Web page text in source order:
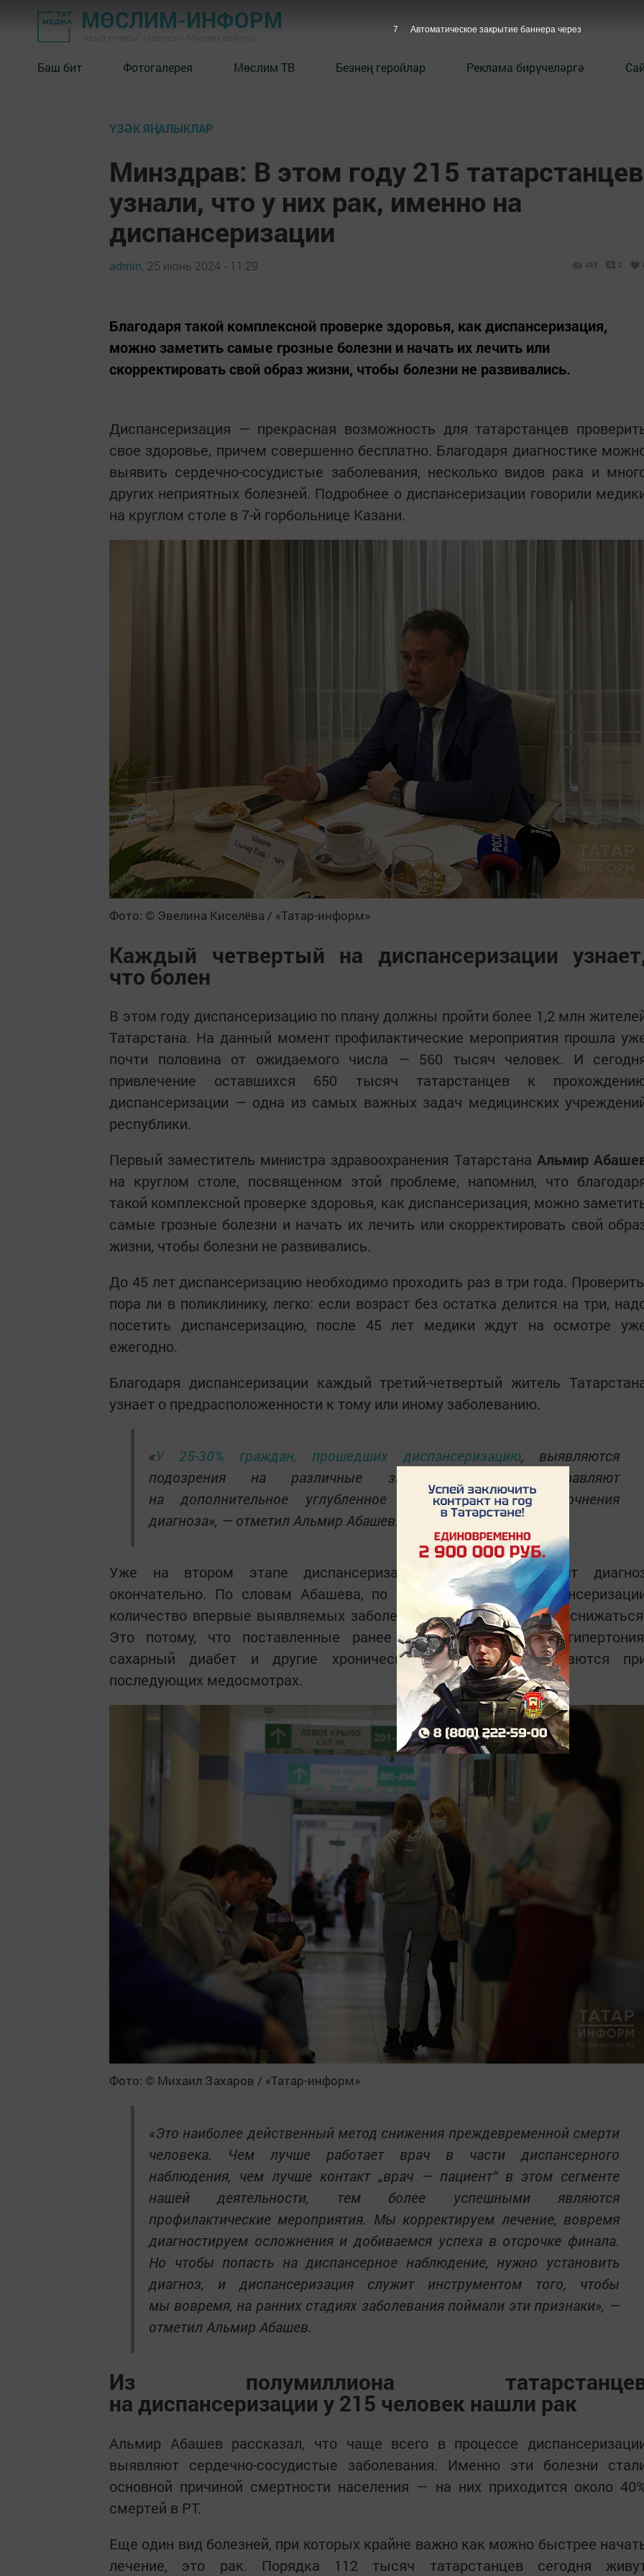
МӨСЛИМ-ИНФОРМ
Баш бит Фотогалерея Мөслим ТВ Безнең геройлар Реклама бирүчеләргә
ҮЗӘК ЯҢАЛЫКЛАР
Минздрав: В этом году 215 татарстанцев
узнали, что у них рак, именно на
диспансеризации
admin, 25 июнь 2024 - 11:29 465 0
Благодаря такой комплексной проверке здоровья, как диспансеризация,
можно заметить самые грозные болезни и начать их лечить или
скорректировать свой образ жизни, чтобы болезни не развивались.
Диспансеризация — прекрасная возможность для татарстанцев
свое здоровье, причем совершенно бесплатно. Благодаря диагностике
выявить сердечно-сосудистые заболевания, несколько видов рака и
других неприятных болезней. Подробнее о диспансеризации говорили
на круглом столе в 7-й горбольнице Казани.
Фото: © Эвелина Киселёва / «Татар-информ»
Каждый четвертый на диспансеризации
что болен
В этом году диспансеризацию по плану должны пройти более 1,2 млн
Татарстана. На данный момент профилактические мероприятия прошла
почти половина от ожидаемого числа — 560 тысяч человек. И
привлечение оставшихся 650 тысяч татарстанцев к
диспансеризации — одна из самых важных задач медицинских
республики.
Первый заместитель министра здравоохранения Татарстана Альмир
на круглом столе, посвященном этой проблеме, напомнил, что
такой комплексной проверке здоровья, как диспансеризация, можно
самые грозные болезни и начать их лечить или скорректировать свой
жизни, чтобы болезни не развивались.
До 45 лет диспансеризацию необходимо проходить раз в три года.
пора ли в поликлинику, легко: если возраст без остатка делится на три,
посетить диспансеризацию, после 45 лет медики ждут на осмотре
ежегодно.
Благодаря диспансеризации каждый третий-четвертый житель
узнает о предрасположенности к тому или иному заболеванию.
«У 25-30% граждан, прошедших диспансеризацию, выявляются
подозрения на различные заболевания. Их направляют
на дополнительное углубленное обследование для уточнения
диагноза», — отметил Альмир Абашев.
Уже на втором этапе диспансеризации пациенту поставят
окончательно. По словам Абашева, по мере проведения
количество впервые выявляемых заболеваний будет постепенно
Это потому, что поставленные ранее диагнозы, такие как
сахарный диабет и другие хронические патологии, учитываются
последующих медосмотрах.
Фото: © Михаил Захаров / «Татар-информ»
«Это наиболее действенный метод снижения преждевременной смерти
человека. Чем лучше работает врач в части диспансерного
наблюдения, чем лучше контакт „врач — пациент“ в этом сегменте
нашей деятельности, тем более успешными являются
профилактические мероприятия. Мы корректируем лечение, вовремя
диагностируем осложнения и добиваемся успеха в отсрочке финала.
Но чтобы попасть на диспансерное наблюдение, нужно установить
диагноз, и диспансеризация служит инструментом того, чтобы
мы вовремя, на ранних стадиях заболевания поймали эти признаки», —
отметил Альмир Абашев.
Из полумиллиона
на диспансеризации у 215 человек нашли рак
Альмир Абашев рассказал, что чаще всего в процессе
выявляют сердечно-сосудистые заболевания. Именно эти болезни
основной причиной смертности населения — на них приходится около
смертей в РТ.
Еще один вид болезней, при которых крайне важно как можно быстрее
лечение, это рак. Порядка 112 тысяч татарстанцев сегодня
6 Автоматическое закрытие баннера через